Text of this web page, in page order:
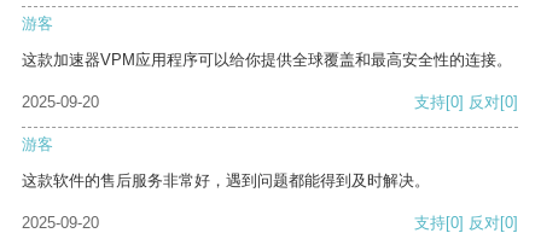
游客
这款加速器VPM应用程序可以给你提供全球覆盖和最高安全性的连接。
2025-09-20 支持[0] 反对[0]
游客
这款软件的售后服务非常好，遇到问题都能得到及时解决。
2025-09-20 支持[0] 反对[0]